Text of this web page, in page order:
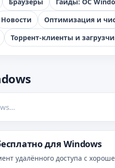
Новости Оптимизация и
Торрент‑клиенты и
для Windows
удалённого доступа с